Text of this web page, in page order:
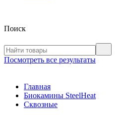
Поиск
Посмотреть все результаты
Главная
Биокамины SteelHeat
Сквозные